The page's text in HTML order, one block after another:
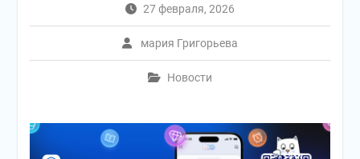
27 февраля, 2026
мария Григорьева
Новости